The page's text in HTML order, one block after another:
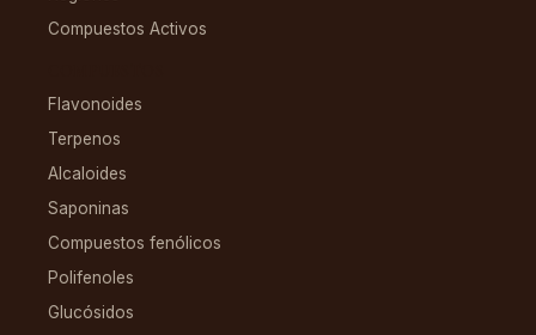
Compuestos Activos
Flavonoides
Terpenos
Alcaloides
Saponinas
Compuestos fenólicos
Polifenoles
Glucósidos